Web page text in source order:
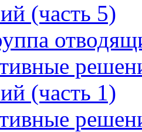
(часть 5)
(часть 1)